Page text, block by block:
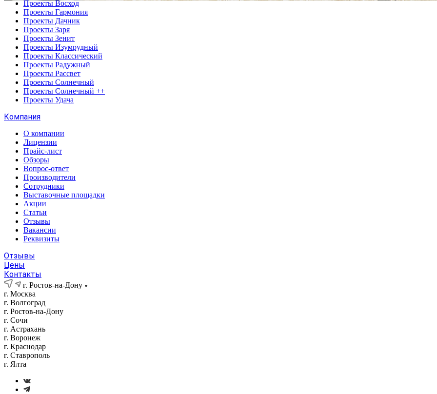
Проекты Восход
Проекты Гармония
Проекты Дачник
Проекты Заря
Проекты Зенит
Проекты Изумрудный
Проекты Классический
Проекты Радужный
Проекты Рассвет
Проекты Солнечный
Проекты Солнечный ++
Проекты Удача
Компания
О компании
Лицензии
Прайс-лист
Обзоры
Вопрос-ответ
Производители
Сотрудники
Выставочные площадки
Акции
Статьи
Отзывы
Вакансии
Реквизиты
Отзывы
Цены
Контакты
г. Ростов-на-Дону
г. Москва
г. Волгоград
г. Ростов-на-Дону
г. Сочи
г. Астрахань
г. Воронеж
г. Краснодар
г. Ставрополь
г. Ялта